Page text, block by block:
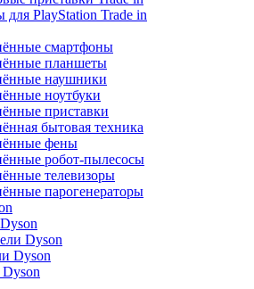
для PlayStation Trade in
смартфоны
планшеты
наушники
ноутбуки
приставки
бытовая техника
фены
робот-пылесосы
телевизоры
парогенераторы
Dyson
Dyson